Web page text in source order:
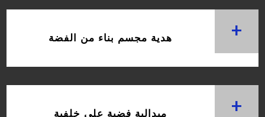
هدية مجسم بناء من الفضة +
ميدالية فضية على خلفية +